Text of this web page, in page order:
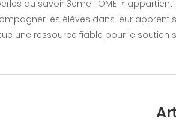
du savoir 3eme TOME1 »
les élèves dans leur
une ressource fiable pour le